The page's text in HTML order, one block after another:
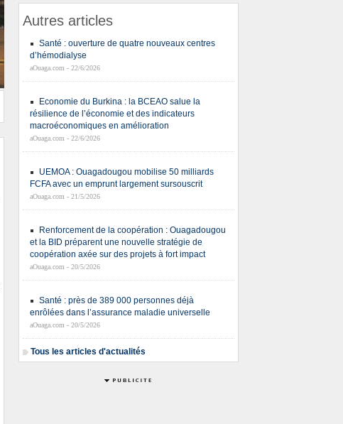
Autres articles
Santé : ouverture de quatre nouveaux centres
d’hémodialyse
aOuaga.com - 22/6/2026
Economie du Burkina : la BCEAO salue la
résilience de l’économie et des indicateurs
macroéconomiques en amélioration
aOuaga.com - 22/6/2026
UEMOA : Ouagadougou mobilise 50 milliards
FCFA avec un emprunt largement sursouscrit
aOuaga.com - 21/5/2026
Renforcement de la coopération : Ouagadougou
et la BID préparent une nouvelle stratégie de
coopération axée sur des projets à fort impact
aOuaga.com - 20/5/2026
Santé : près de 389 000 personnes déjà
enrôlées dans l’assurance maladie universelle
aOuaga.com - 20/5/2026
Tous les articles d'actualités